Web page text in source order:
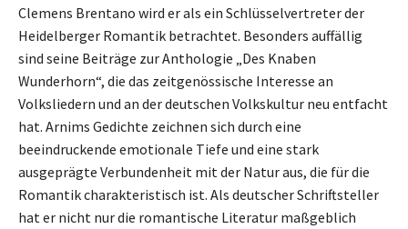
Clemens Brentano wird er als ein Schlüsselvertreter der
Heidelberger Romantik betrachtet. Besonders auffällig
sind seine Beiträge zur Anthologie „Des Knaben
Wunderhorn“, die das zeitgenössische Interesse an
Volksliedern und an der deutschen Volkskultur neu entfacht
hat. Arnims Gedichte zeichnen sich durch eine
beeindruckende emotionale Tiefe und eine stark
ausgeprägte Verbundenheit mit der Natur aus, die für die
Romantik charakteristisch ist. Als deutscher Schriftsteller
hat er nicht nur die romantische Literatur maßgeblich